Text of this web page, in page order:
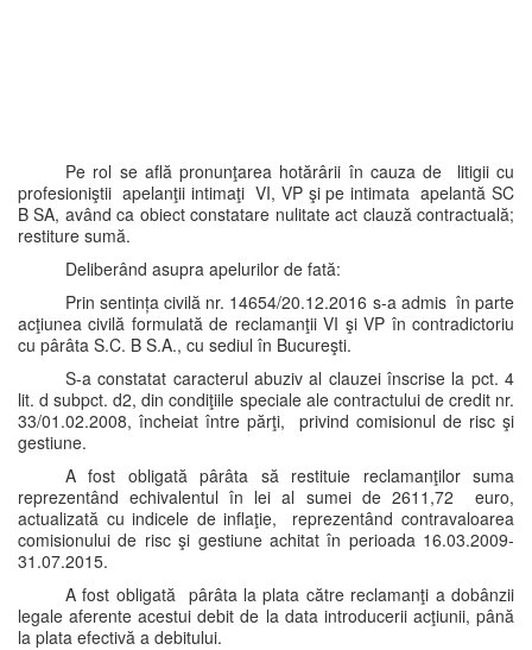
Pe rol se află pronunţarea hotărârii în cauza de litigii cu
profesioniştii apelanţii intimaţi VI, VP şi pe intimata apelantă SC
B SA, având ca obiect constatare nulitate act clauză contractuală;
restiture sumă.
Deliberând asupra apelurilor de fată:
Prin sentința civilă nr. 14654/20.12.2016 s-a admis în parte
acţiunea civilă formulată de reclamanţii VI şi VP în contradictoriu
cu pârâta S.C. B S.A., cu sediul în Bucureşti.
S-a constatat caracterul abuziv al clauzei înscrise la pct. 4
lit. d subpct. d2, din condiţiile speciale ale contractului de credit nr.
33/01.02.2008, încheiat între părţi, privind comisionul de risc şi
gestiune.
A fost obligată pârâta să restituie reclamanţilor suma
reprezentând echivalentul în lei al sumei de 2611,72 euro,
actualizată cu indicele de inflaţie, reprezentând contravaloarea
comisionului de risc şi gestiune achitat în perioada 16.03.2009-
31.07.2015.
A fost obligată pârâta la plata către reclamanţi a dobânzii
legale aferente acestui debit de la data introducerii acţiunii, până
la plata efectivă a debitului.